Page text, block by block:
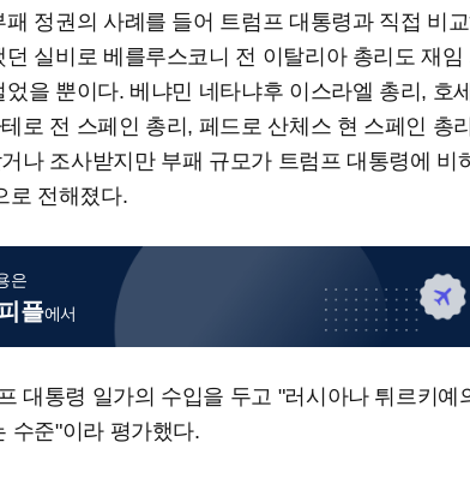
정권의 사례를 들어 트럼프 대통령과 직접 비
실비로 베를루스코니 전 이탈리아 총리도 재임
을 뿐이다. 베냐민 네타냐후 이스라엘 총리, 호
로 전 스페인 총리, 페드로 산체스 현 스페인 총
나 조사받지만 부패 규모가 트럼프 대통령에 비
로 전해졌다.
은
플에서
대통령 일가의 수입을 두고 "러시아나 튀르키예
수준"이라 평가했다.